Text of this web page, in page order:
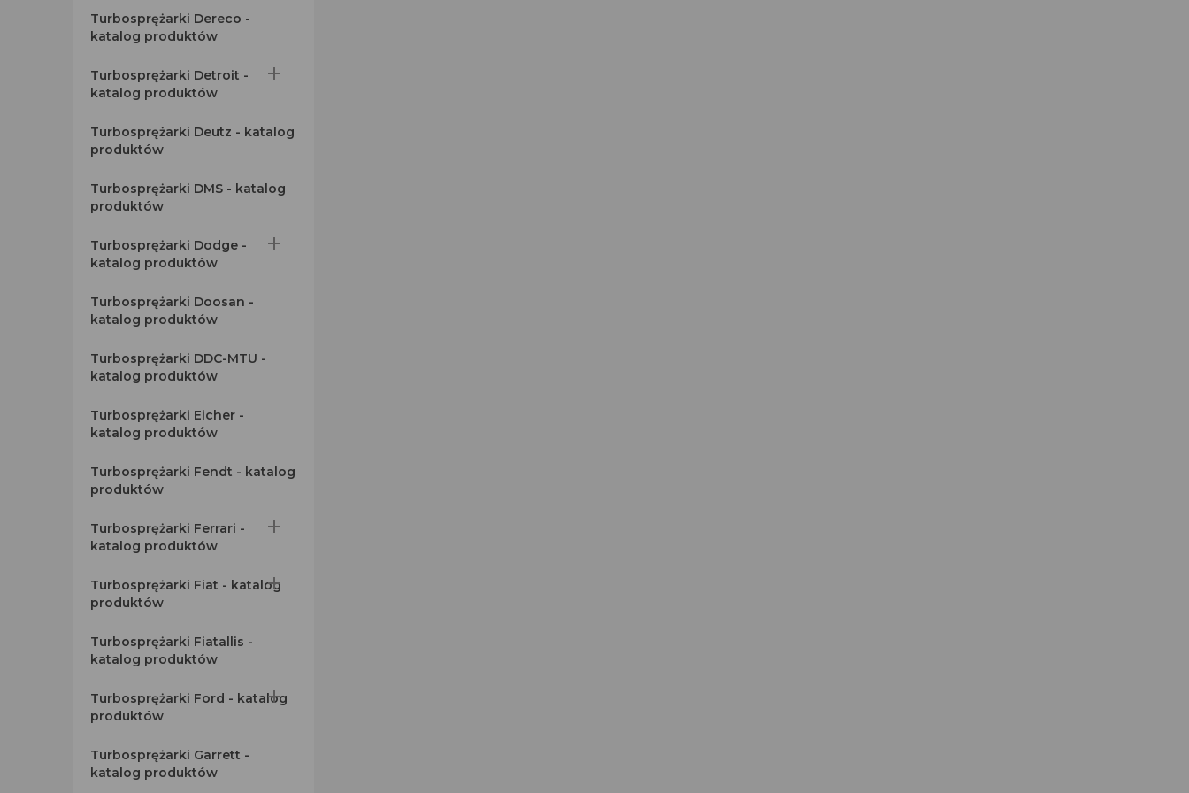
Turbosprężarki Dereco -
katalog produktów
Turbosprężarki Detroit -
katalog produktów

Turbosprężarki Deutz - katalog
produktów
Turbosprężarki DMS - katalog
produktów
Turbosprężarki Dodge -
katalog produktów

Turbosprężarki Doosan -
katalog produktów
Turbosprężarki DDC-MTU -
katalog produktów
Turbosprężarki Eicher -
katalog produktów
Turbosprężarki Fendt - katalog
produktów
Turbosprężarki Ferrari -
katalog produktów

Turbosprężarki Fiat - katalog
produktów

Turbosprężarki Fiatallis -
katalog produktów
Turbosprężarki Ford - katalog
produktów

Turbosprężarki Garrett -
katalog produktów